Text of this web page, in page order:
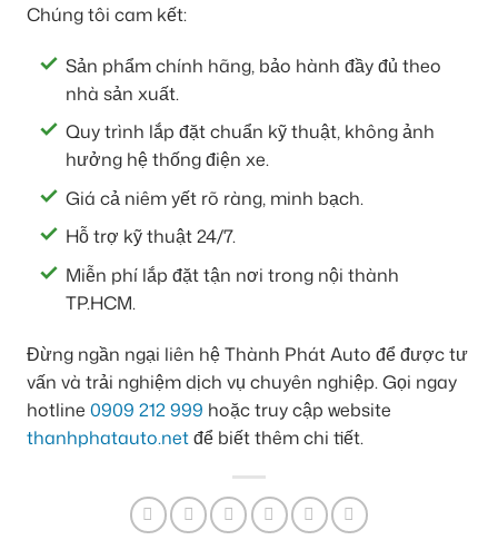
Chúng tôi cam kết:
Sản phẩm chính hãng, bảo hành đầy đủ theo
nhà sản xuất.
Quy trình lắp đặt chuẩn kỹ thuật, không ảnh
hưởng hệ thống điện xe.
Giá cả niêm yết rõ ràng, minh bạch.
Hỗ trợ kỹ thuật 24/7.
Miễn phí lắp đặt tận nơi trong nội thành
TP.HCM.
Đừng ngần ngại liên hệ Thành Phát Auto để được tư
vấn và trải nghiệm dịch vụ chuyên nghiệp. Gọi ngay
hotline 0909 212 999 hoặc truy cập website
thanhphatauto.netđể biết thêm chi tiết.